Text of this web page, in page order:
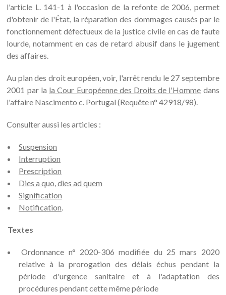
l'article L. 141-1 à l'occasion de la refonte de 2006, permet
d'obtenir de l'État, la réparation des dommages causés par le
fonctionnement défectueux de la justice civile en cas de faute
lourde, notamment en cas de retard abusif dans le jugement
des affaires.
Au plan des droit européen, voir, l'arrêt rendu le 27 septembre
2001 par la la Cour Européenne des Droits de l'Homme dans
l'affaire Nascimento c. Portugal (Requête n° 42918/98).
Consulter aussi les articles :
Suspension
Interruption
Prescription
Dies a quo, dies ad quem
Signification
Notification.
Textes
Ordonnance n° 2020-306 modifiée du 25 mars 2020
relative à la prorogation des délais échus pendant la
période d'urgence sanitaire et à l'adaptation des
procédures pendant cette même période